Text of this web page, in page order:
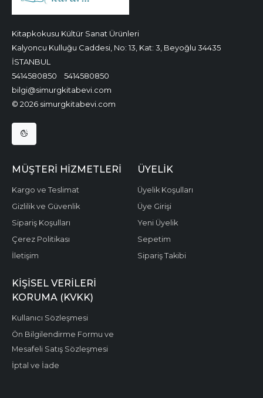
Kitapkokusu Kültür Sanat Ürünleri
Kalyoncu Kulluğu Caddesi, No: 13, Kat: 3, Beyoğlu 34435
İSTANBUL
5414580850
5414580850
bilgi@simurgkitabevi.com
© 2026 simurgkitabevi.com
MÜŞTERI HIZMETLERI
Kargo ve Teslimat
Gizlilik ve Güvenlik
Sipariş Koşulları
Çerez Politikası
İletişim
ÜYELIK
Üyelik Koşulları
Üye Girişi
Yeni Üyelik
Sepetim
Sipariş Takibi
KIŞISEL VERILERI
KORUMA (KVKK)
Kullanıcı Sözleşmesi
Ön Bilgilendirme Formu ve
Mesafeli Satış Sözleşmesi
İptal ve İade